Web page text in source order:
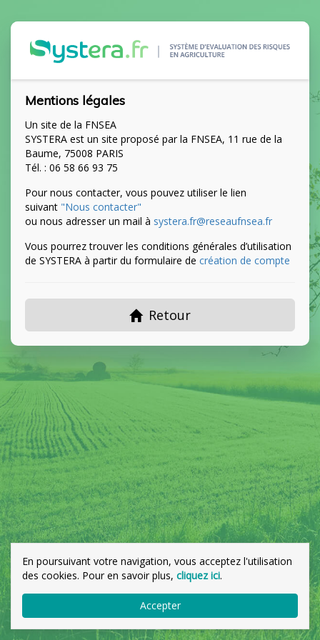
Mentions légales
Un site de la FNSEA
SYSTERA est un site proposé par la FNSEA, 11 rue de la
Baume, 75008 PARIS
Tél. : 06 58 66 93 75
Pour nous contacter, vous pouvez utiliser le lien
suivant "Nous contacter"
ou nous adresser un mail à systera.fr@reseaufnsea.fr
Vous pourrez trouver les conditions générales d’utilisation
de SYSTERA à partir du formulaire de création de compte
Retour
En poursuivant votre navigation, vous acceptez l'utilisation
des cookies. Pour en savoir plus, cliquez ici.
Accepter